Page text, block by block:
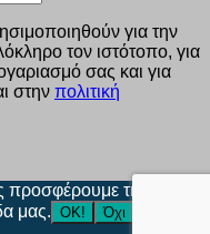
για την
τον ιστότοπο, για
σας και για
στην πολιτική
την
μας. ΟΚ!
Όχι